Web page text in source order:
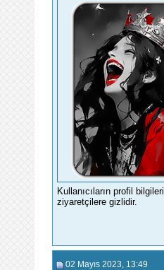
Kullanıcıların profil bilgileri
ziyaretçilere gizlidir.
02 Mayıs 2023 , 13:49